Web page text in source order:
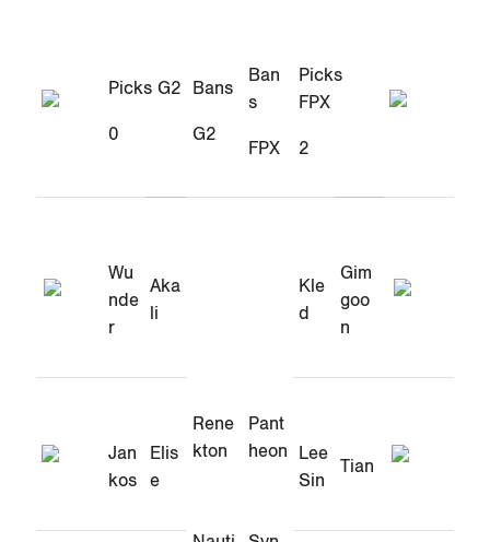
Picks G2
0
Bans
G2
Ban
s
FPX
Picks
FPX
2
Wu
nde
r
Aka
li
Rene
kton
Pant
heon
Kle
d
Gim
goo
n
Jan
kos
Elis
e
Lee
Sin
Tian